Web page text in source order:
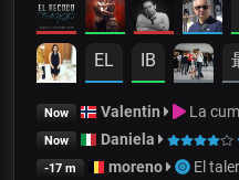
EL IB
Now Valentin La
Now Daniela
-17 m moreno El